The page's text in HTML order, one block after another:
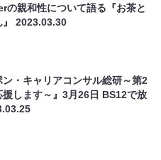
の親和性について語る『お茶と
』2023.03.30
ン・キャリアコンサル総研～第2
援します～』3月26日 BS12で放